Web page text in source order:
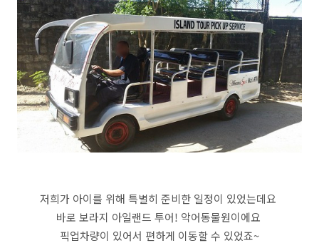
저희가 아이를 위해 특별히 준비한 일정이 있었는데요
바로 보라지 아일랜드 투어! 악어동물원이에요
픽업차량이 있어서 편하게 이동할 수 있었죠~